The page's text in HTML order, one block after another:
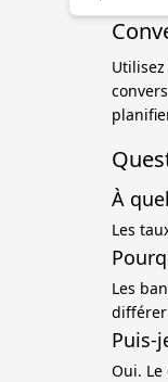
À
Les
Les
Puis-
Oui.